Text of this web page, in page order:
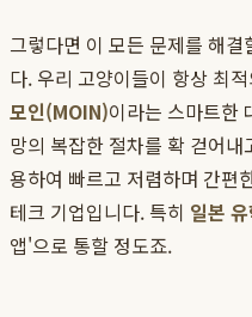
그렇다면 이 모든 문제를 해
다. 우리 고양이들이 항상 최
모인(MOIN)이라는 스마트한
망의 복잡한 절차를 확 걷어
용하여 빠르고 저렴하며 간편
테크 기업입니다. 특히 일본
앱'으로 통할 정도죠.